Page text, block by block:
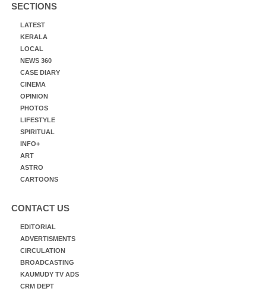
SECTIONS
LATEST
KERALA
LOCAL
NEWS 360
CASE DIARY
CINEMA
OPINION
PHOTOS
LIFESTYLE
SPIRITUAL
INFO+
ART
ASTRO
CARTOONS
CONTACT US
EDITORIAL
ADVERTISMENTS
CIRCULATION
BROADCASTING
KAUMUDY TV ADS
CRM DEPT